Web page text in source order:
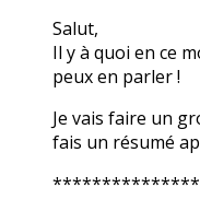
Salut,
Il y à quoi en ce
peux en parler !
Je vais faire un
fais un résumé